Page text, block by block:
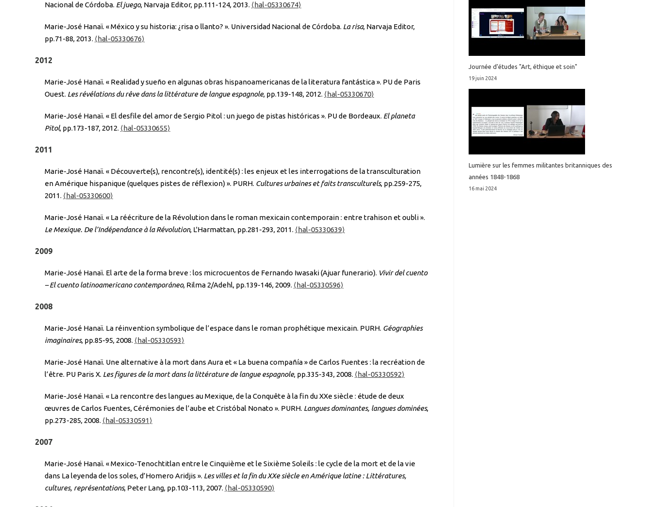
Nacional de Córdoba. El juego, Narvaja Editor, pp.111-124, 2013. ⟨hal-05330674⟩
Marie-José Hanaï. « México y su historia: ¿risa o llanto? ». Universidad Nacional de Córdoba. La risa, Narvaja Editor,
pp.71-88, 2013. ⟨hal-05330676⟩
2012
Marie-José Hanaï. « Realidad y sueño en algunas obras hispanoamericanas de la literatura fantástica ». PU de Paris
Ouest. Les révélations du rêve dans la littérature de langue espagnole, pp.139-148, 2012. ⟨hal-05330670⟩
Marie-José Hanaï. « El desfile del amor de Sergio Pitol : un juego de pistas históricas ». PU de Bordeaux. El planeta
Pitol, pp.173-187, 2012. ⟨hal-05330655⟩
2011
Marie-José Hanaï. « Découverte(s), rencontre(s), identité(s) : les enjeux et les interrogations de la transculturation
en Amérique hispanique (quelques pistes de réflexion) ». PURH. Cultures urbaines et faits transculturels, pp.259-275,
2011. ⟨hal-05330600⟩
Marie-José Hanaï. « La réécriture de la Révolution dans le roman mexicain contemporain : entre trahison et oubli ».
Le Mexique. De l’Indépendance à la Révolution, L'Harmattan, pp.281-293, 2011. ⟨hal-05330639⟩
2009
Marie-José Hanaï. El arte de la forma breve : los microcuentos de Fernando Iwasaki (Ajuar funerario). Vivir del cuento
– El cuento latinoamericano contemporáneo, Rilma 2/Adehl, pp.139-146, 2009. ⟨hal-05330596⟩
2008
Marie-José Hanaï. La réinvention symbolique de l’espace dans le roman prophétique mexicain. PURH. Géographies
imaginaires, pp.85-95, 2008. ⟨hal-05330593⟩
Marie-José Hanaï. Une alternative à la mort dans Aura et « La buena compañía » de Carlos Fuentes : la recréation de
l’être. PU Paris X. Les figures de la mort dans la littérature de langue espagnole, pp.335-343, 2008. ⟨hal-05330592⟩
Marie-José Hanaï. « La rencontre des langues au Mexique, de la Conquête à la fin du XXe siècle : étude de deux
œuvres de Carlos Fuentes, Cérémonies de l’aube et Cristóbal Nonato ». PURH. Langues dominantes, langues dominées,
pp.273-285, 2008. ⟨hal-05330591⟩
2007
Marie-José Hanaï. « Mexico-Tenochtitlan entre le Cinquième et le Sixième Soleils : le cycle de la mort et de la vie
dans La leyenda de los soles, d’Homero Aridjis ». Les villes et la fin du XXe siècle en Amérique latine : Littératures,
cultures, représentations, Peter Lang, pp.103-113, 2007. ⟨hal-05330590⟩
Journée d'études "Art, éthique et soin"
19 juin 2024
Lumière sur les femmes militantes britanniques des
années 1848-1868
16 mai 2024